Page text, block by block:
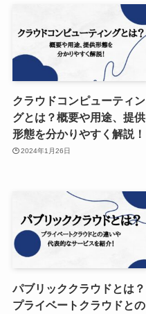
クラウドコンピューティン
グとは？概要や用途、提供
形態を分かりやすく解説！
2024年1月26日
パブリッククラウドとは？
プライベートクラウドとの